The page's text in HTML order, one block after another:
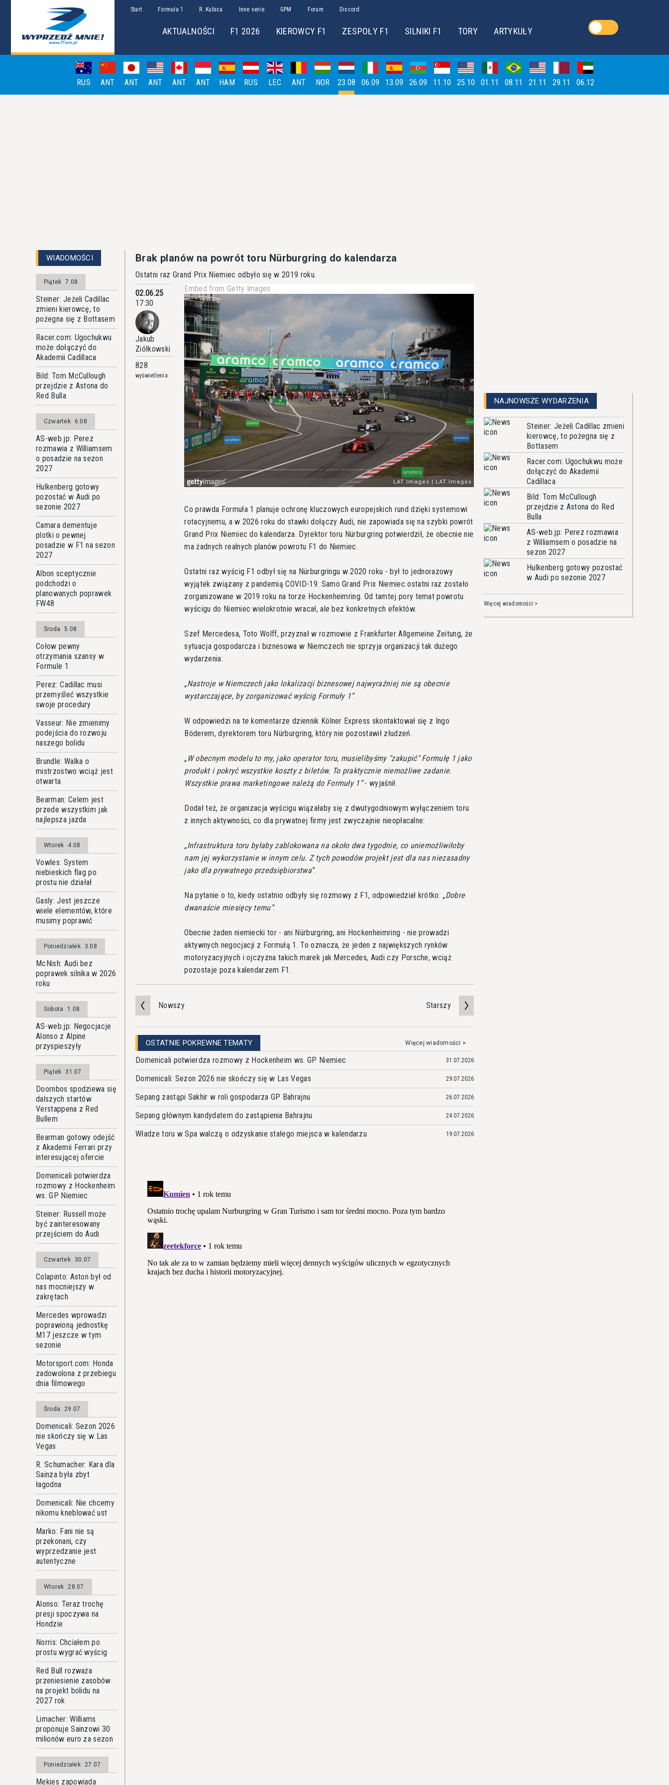
Start Formuła 1 R. Kubica Inne serie GPM Forum Discord
AKTUALNOŚCI F1 2026 KIEROWCY F1 ZESPOŁY F1 SILNIKI F1 TORY ARTYKUŁY
RUS ANT ANT ANT ANT ANT HAM RUS LEC ANT NOR 23.08 06.09 13.09 26.09 11.10 25.10 01.11 08.11 21.11 29.11 06.12
WIADOMOŚCI
Piątek 7.08
Steiner: Jeżeli Cadillac
zmieni kierowcę, to
pożegna się z Bottasem
Racer.com: Ugochukwu
może dołączyć do
Akademii Cadillaca
Bild: Tom McCullough
przejdzie z Astona do
Red Bulla
Czwartek 6.08
AS-web.jp: Perez
rozmawia z Williamsem
o posadzie na sezon
2027
Hulkenberg gotowy
pozostać w Audi po
sezonie 2027
Camara dementuje
plotki o pewnej
posadzie w F1 na sezon
2027
Albon sceptycznie
podchodzi o
planowanych poprawek
FW48
Środa 5.08
Cołow pewny
otrzymania szansy w
Formule 1
Perez: Cadillac musi
przemyśleć wszystkie
swoje procedury
Vasseur: Nie zmienimy
podejścia do rozwoju
naszego bolidu
Brundle: Walka o
mistrzostwo wciąż jest
otwarta
Bearman: Celem jest
przede wszystkim jak
najlepsza jazda
Wtorek 4.08
Vowles: System
niebieskich flag po
prostu nie działał
Gasly: Jest jeszcze
wiele elementów, które
musimy poprawić
Poniedziałek 3.08
McNish: Audi bez
poprawek silnika w 2026
roku
Sobota 1.08
AS-web.jp: Negocjacje
Alonso z Alpine
przyspieszyły
Piątek 31.07
Doornbos spodziewa się
dalszych startów
Verstappena z Red
Bullem
Bearman gotowy odejść
z Akademii Ferrari przy
interesującej ofercie
Domenicali potwierdza
rozmowy z Hockenheim
ws. GP Niemiec
Steiner: Russell może
być zainteresowany
przejściem do Audi
Czwartek 30.07
Colapinto: Aston był od
nas mocniejszy w
zakrętach
Mercedes wprowadzi
poprawioną jednostkę
M17 jeszcze w tym
sezonie
Motorsport.com: Honda
zadowolona z przebiegu
dnia filmowego
Środa 29.07
Domenicali: Sezon 2026
nie skończy się w Las
Vegas
R. Schumacher: Kara dla
Sainza była zbyt
łagodna
Domenicali: Nie chcemy
nikomu kneblować ust
Marko: Fani nie są
przekonani, czy
wyprzedzanie jest
autentyczne
Wtorek 28.07
Alonso: Teraz trochę
presji spoczywa na
Hondzie
Norris: Chciałem po
prostu wygrać wyścig
Red Bull rozważa
przeniesienie zasobów
na projekt bolidu na
2027 rok
Limacher: Williams
proponuje Sainzowi 30
milionów euro za sezon
Poniedziałek 27.07
Mekies zapowiada
Brak planów na powrót toru Nürburgring do kalendarza
Ostatni raz Grand Prix Niemiec odbyło się w 2019 roku.
02.06.25
17:30
Jakub
Ziółkowski
828
wyświetlenia
Embed from Getty Images
Co prawda Formuła 1 planuje ochronę kluczowych europejskich rund dzięki systemowi
rotacyjnemu, a w 2026 roku do stawki dołączy Audi, nie zapowiada się na szybki powrót
Grand Prix Niemiec do kalendarza. Dyrektor toru Nürburgring potwierdził, że obecnie nie
ma żadnych realnych planów powrotu F1 do Niemiec.
Ostatni raz wyścig F1 odbył się na Nürburgringu w 2020 roku - był to jednorazowy
wyjątek związany z pandemią COVID-19. Samo Grand Prix Niemiec ostatni raz zostało
zorganizowane w 2019 roku na torze Hockenheimring. Od tamtej pory temat powrotu
wyścigu do Niemiec wielokrotnie wracał, ale bez konkretnych efektów.
Szef Mercedesa, Toto Wolff, przyznał w rozmowie z Frankfurter Allgemeine Zeitung, że
sytuacja gospodarcza i biznesowa w Niemczech nie sprzyja organizacji tak dużego
wydarzenia:
Nastroje w Niemczech jako lokalizacji biznesowej najwyraźniej nie są obecnie
wystarczające, by zorganizować wyścig Formuły 1 .
W odpowiedzi na te komentarze dziennik Kölner Express skontaktował się z Ingo
Böderem, dyrektorem toru Nürburgring, który nie pozostawił złudzeń.
W obecnym modelu to my, jako operator toru, musielibyśmy "zakupić" Formułę 1 jako
produkt i pokryć wszystkie koszty z biletów. To praktycznie niemożliwe zadanie.
Wszystkie prawa marketingowe należą do Formuły 1 - wyjaśnił.
Dodał też, że organizacja wyścigu wiązałaby się z dwutygodniowym wyłączeniem toru
z innych aktywności, co dla prywatnej firmy jest zwyczajnie nieopłacalne:
Infrastruktura toru byłaby zablokowana na około dwa tygodnie, co uniemożliwiłoby
nam jej wykorzystanie w innym celu. Z tych powodów projekt jest dla nas niezasadny
jako dla prywatnego przedsiębiorstwa .
Na pytanie o to, kiedy ostatnio odbyły się rozmowy z F1, odpowiedział krótko:
Dobre
dwanaście miesięcy temu .
Obecnie żaden niemiecki tor - ani Nürburgring, ani Hockenheimring - nie prowadzi
aktywnych negocjacji z Formułą 1. To oznacza, że jeden z największych rynków
motoryzacyjnych i ojczyzna takich marek jak Mercedes, Audi czy Porsche, wciąż
pozostaje poza kalendarzem F1.
Nowszy Starszy
OSTATNIE POKREWNE TEMATY Więcej wiadomości >
Domenicali potwierdza rozmowy z Hockenheim ws. GP Niemiec 31.07.2026
Domenicali: Sezon 2026 nie skończy się w Las Vegas 29.07.2026
Sepang zastąpi Sakhir w roli gospodarza GP Bahrajnu 26.07.2026
Sepang głównym kandydatem do zastąpienia Bahrajnu 24.07.2026
Władze toru w Spa walczą o odzyskanie stałego miejsca w kalendarzu 19.07.2026
NAJNOWSZE WYDARZENIA
Steiner: Jeżeli Cadillac zmieni
kierowcę, to pożegna się z
Bottasem
Racer.com: Ugochukwu może
dołączyć do Akademii
Cadillaca
Bild: Tom McCullough
przejdzie z Astona do Red
Bulla
AS-web.jp: Perez rozmawia
z Williamsem o posadzie na
sezon 2027
Hulkenberg gotowy pozostać
w Audi po sezonie 2027
Więcej wiadomości >